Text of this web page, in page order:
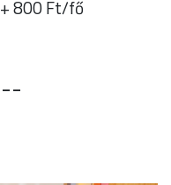
+ 800 Ft/fő